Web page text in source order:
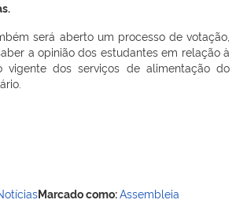
será aberto um processo de votação,
a opinião dos estudantes em relação à
vigente dos serviços de alimentação do
Marcado como:Assembleia